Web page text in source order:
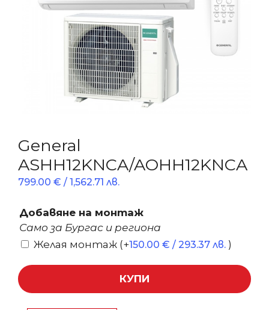
General
ASHH12KNCA/AOHH12KNCA
799.00 € / 1,562.71 лв.
Добавяне на монтаж
Само за Бургас и региона
Желая монтаж (+150.00 € / 293.37 лв. )
КУПИ